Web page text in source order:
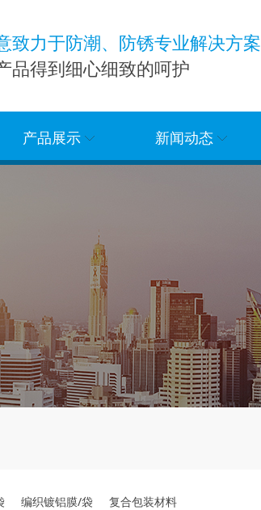
致力于防潮、防锈专业解决方案
品得到细心细致的呵护
产品展示 新闻动态
编织镀铝膜/袋 复合包装材料